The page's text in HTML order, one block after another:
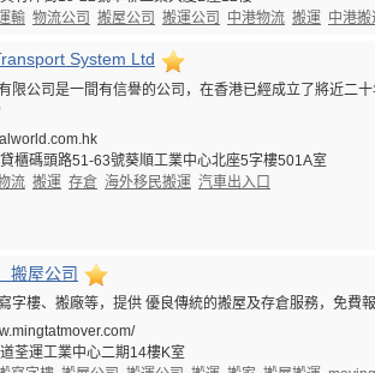
輸 物流公司 搬屋公司 搬運公司 中港物流 搬運 中港搬
System Ltd
限公司是一間有信譽的公司，在香港已經成立了將近二
櫃碼頭路51-63號葵順工業中心北座5字樓501A室
流 搬運 存倉 海外移民搬運 汽車出入口
搬屋公司
字樓、搬廠等，提供 優良傳統的搬屋及存倉服務，免費
荃運工業中心二期14樓K室